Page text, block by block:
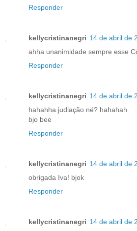
Responder
kellycristinanegri 14 de abril de
ahha unanimidade sempre esse
Responder
kellycristinanegri 14 de abril de
hahahha judiação né? hahahah
bjo bee
Responder
kellycristinanegri 14 de abril de
obrigada Iva! bjok
Responder
kellycristinanegri 14 de abril de